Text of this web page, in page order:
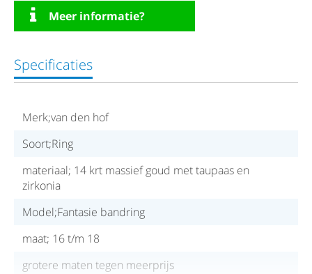
Meer informatie?
Specificaties
Merk;van den hof
Soort;Ring
materiaal; 14 krt massief goud met taupaas en
zirkonia
Model;Fantasie bandring
maat; 16 t/m 18
grotere maten tegen meerprijs